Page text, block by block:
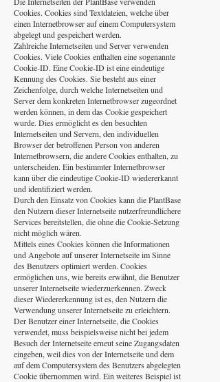
Cookies. Cookies sind Textdateien, welche über
einen Internetbrowser auf einem Computersystem
abgelegt und gespeichert werden.
Zahlreiche Internetseiten und Server verwenden
Cookies. Viele Cookies enthalten eine sogenannte
Cookie-ID. Eine Cookie-ID ist eine eindeutige
Kennung des Cookies. Sie besteht aus einer
Zeichenfolge, durch welche Internetseiten und
Server dem konkreten Internetbrowser zugeordnet
werden können, in dem das Cookie gespeichert
wurde. Dies ermöglicht es den besuchten
Internetseiten und Servern, den individuellen
Browser der betroffenen Person von anderen
Internetbrowsern, die andere Cookies enthalten, zu
unterscheiden. Ein bestimmter Internetbrowser
kann über die eindeutige Cookie-ID wiedererkannt
und identifiziert werden.
Durch den Einsatz von Cookies kann die PlantBase
den Nutzern dieser Internetseite nutzerfreundlichere
Services bereitstellen, die ohne die Cookie-Setzung
nicht möglich wären.
Mittels eines Cookies können die Informationen
und Angebote auf unserer Internetseite im Sinne
des Benutzers optimiert werden. Cookies
ermöglichen uns, wie bereits erwähnt, die Benutzer
unserer Internetseite wiederzuerkennen. Zweck
dieser Wiedererkennung ist es, den Nutzern die
Verwendung unserer Internetseite zu erleichtern.
Der Benutzer einer Internetseite, die Cookies
verwendet, muss beispielsweise nicht bei jedem
Besuch der Internetseite erneut seine Zugangsdaten
eingeben, weil dies von der Internetseite und dem
auf dem Computersystem des Benutzers abgelegten
Cookie übernommen wird. Ein weiteres Beispiel ist